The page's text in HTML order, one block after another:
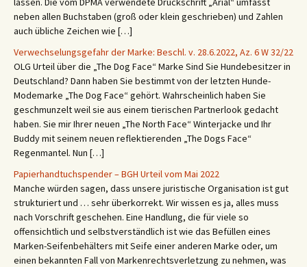
neben allen Buchstaben (groß oder klein geschrieben) und Zahlen
auch übliche Zeichen wie […]
Verwechselungsgefahr der Marke: Beschl. v. 28.6.2022, Az. 6 W 32/22
OLG Urteil über die „The Dog Face“ Marke Sind Sie Hundebesitzer in
Deutschland? Dann haben Sie bestimmt von der letzten Hunde-
Modemarke „The Dog Face“ gehört. Wahrscheinlich haben Sie
geschmunzelt weil sie aus einem tierischen Partnerlook gedacht
haben. Sie mir Ihrer neuen „The North Face“ Winterjacke und Ihr
Buddy mit seinem neuen reflektierenden „The Dogs Face“
Regenmantel. Nun […]
Papierhandtuchspender – BGH Urteil vom Mai 2022
Manche würden sagen, dass unsere juristische Organisation ist gut
strukturiert und … sehr überkorrekt. Wir wissen es ja, alles muss
nach Vorschrift geschehen. Eine Handlung, die für viele so
offensichtlich und selbstverständlich ist wie das Befüllen eines
Marken-Seifenbehälters mit Seife einer anderen Marke oder, um
einen bekannten Fall von Markenrechtsverletzung zu nehmen, was